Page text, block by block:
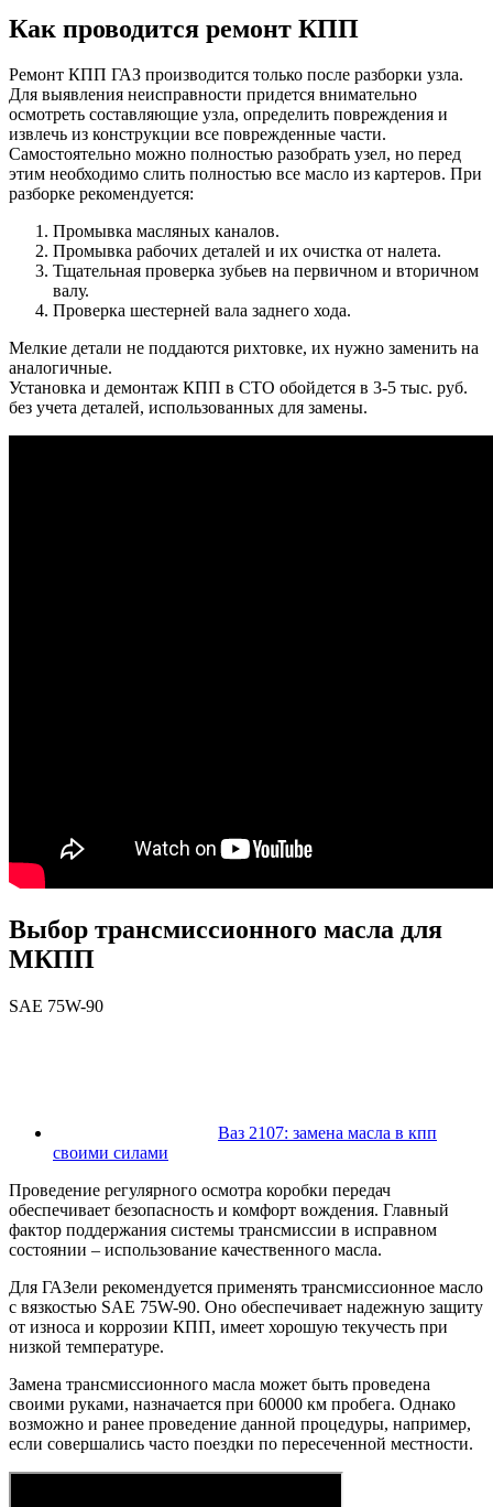
Как проводится ремонт КПП
Ремонт КПП ГАЗ производится только после разборки узла.
Для выявления неисправности придется внимательно
осмотреть составляющие узла, определить повреждения и
извлечь из конструкции все поврежденные части.
Самостоятельно можно полностью разобрать узел, но перед
этим необходимо слить полностью все масло из картеров. При
разборке рекомендуется:
Промывка масляных каналов.
Промывка рабочих деталей и их очистка от налета.
Тщательная проверка зубьев на первичном и вторичном
валу.
Проверка шестерней вала заднего хода.
Мелкие детали не поддаются рихтовке, их нужно заменить на
аналогичные.
Установка и демонтаж КПП в СТО обойдется в 3-5 тыс. руб.
без учета деталей, использованных для замены.
Выбор трансмиссионного масла для
МКПП
SAE 75W-90
Ваз 2107: замена масла в кпп
своими силами
Проведение регулярного осмотра коробки передач
обеспечивает безопасность и комфорт вождения. Главный
фактор поддержания системы трансмиссии в исправном
состоянии – использование качественного масла.
Для ГАЗели рекомендуется применять трансмиссионное масло
с вязкостью SAE 75W-90. Оно обеспечивает надежную защиту
от износа и коррозии КПП, имеет хорошую текучесть при
низкой температуре.
Замена трансмиссионного масла может быть проведена
своими руками, назначается при 60000 км пробега. Однако
возможно и ранее проведение данной процедуры, например,
если совершались часто поездки по пересеченной местности.